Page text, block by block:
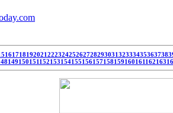
1617181920212223242526272829303132333435363738
149150151152153154155156157158159160161162163